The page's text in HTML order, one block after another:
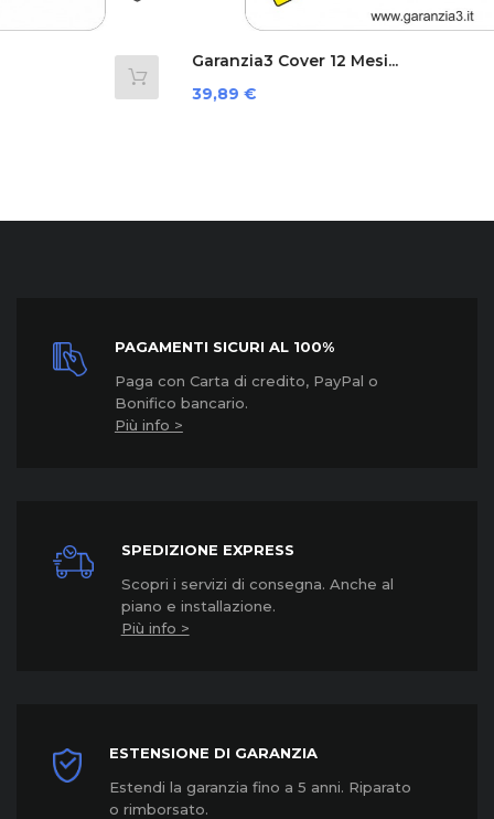
Garanzia3 Cover 12 Mesi...
PAGAMENTI SICURI AL 100%
Paga con Carta di credito, PayPal o
Bonifico bancario.
Più info >
SPEDIZIONE EXPRESS
Scopri i servizi di consegna. Anche al
piano e installazione.
Più info >
ESTENSIONE DI GARANZIA
Estendi la garanzia fino a 5 anni. Riparato
o rimborsato.